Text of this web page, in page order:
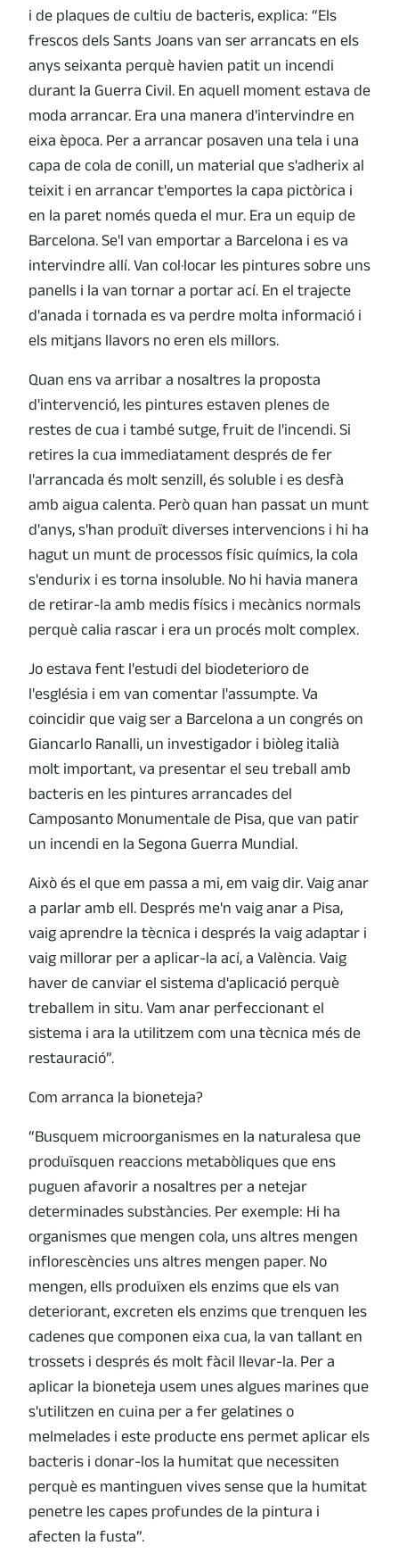
i de plaques de cultiu de bacteris, explica: “Els
frescos dels Sants Joans van ser arrancats en els
anys seixanta perquè havien patit un incendi
durant la Guerra Civil. En aquell moment estava de
moda arrancar. Era una manera d'intervindre en
eixa època. Per a arrancar posaven una tela i una
capa de cola de conill, un material que s'adherix al
teixit i en arrancar t'emportes la capa pictòrica i
en la paret només queda el mur. Era un equip de
Barcelona. Se'l van emportar a Barcelona i es va
intervindre allí. Van col·locar les pintures sobre uns
panells i la van tornar a portar ací. En el trajecte
d'anada i tornada es va perdre molta informació i
els mitjans llavors no eren els millors.
Quan ens va arribar a nosaltres la proposta
d'intervenció, les pintures estaven plenes de
restes de cua i també sutge, fruit de l'incendi. Si
retires la cua immediatament després de fer
l'arrancada és molt senzill, és soluble i es desfà
amb aigua calenta. Però quan han passat un munt
d'anys, s'han produït diverses intervencions i hi ha
hagut un munt de processos físic químics, la cola
s'endurix i es torna insoluble. No hi havia manera
de retirar-la amb medis físics i mecànics normals
perquè calia rascar i era un procés molt complex.
Jo estava fent l'estudi del biodeterioro de
l'església i em van comentar l'assumpte. Va
coincidir que vaig ser a Barcelona a un congrés on
Giancarlo Ranalli, un investigador i biòleg italià
molt important, va presentar el seu treball amb
bacteris en les pintures arrancades del
Camposanto Monumentale de Pisa, que van patir
un incendi en la Segona Guerra Mundial.
Això és el que em passa a mi, em vaig dir. Vaig anar
a parlar amb ell. Després me'n vaig anar a Pisa,
vaig aprendre la tècnica i després la vaig adaptar i
vaig millorar per a aplicar-la ací, a València. Vaig
haver de canviar el sistema d'aplicació perquè
treballem in situ. Vam anar perfeccionant el
sistema i ara la utilitzem com una tècnica més de
restauració”.
Com arranca la bioneteja?
“Busquem microorganismes en la naturalesa que
produïsquen reaccions metabòliques que ens
puguen afavorir a nosaltres per a netejar
determinades substàncies. Per exemple: Hi ha
organismes que mengen cola, uns altres mengen
inflorescències uns altres mengen paper. No
mengen, ells produïxen els enzims que els van
deteriorant, excreten els enzims que trenquen les
cadenes que componen eixa cua, la van tallant en
trossets i després és molt fàcil llevar-la. Per a
aplicar la bioneteja usem unes algues marines que
s'utilitzen en cuina per a fer gelatines o
melmelades i este producte ens permet aplicar els
bacteris i donar-los la humitat que necessiten
perquè es mantinguen vives sense que la humitat
penetre les capes profundes de la pintura i
afecten la fusta”.